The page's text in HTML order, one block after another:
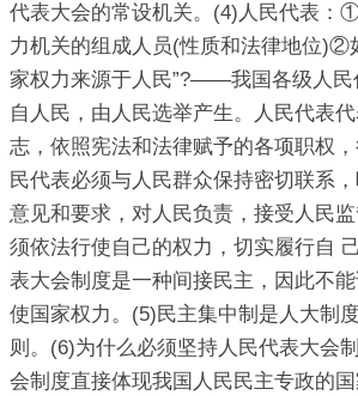
代表大会的常设机关。(4)人民代表：
力机关的组成人员(性质和法律地位)②
家权力来源于人民”?——我国各级人民
自人民，由人民选举产生。人民代表
志，依照宪法和法律赋予的各项职权
民代表必须与人民群众保持密切联系
意见和要求，对人民负责，接受人民
须依法行使自己的权力，切实履行自
表大会制度是一种间接民主，因此不
使国家权力。(5)民主集中制是人大制
则。(6)为什么必须坚持人民代表大会
会制度直接体现我国人民民主专政的